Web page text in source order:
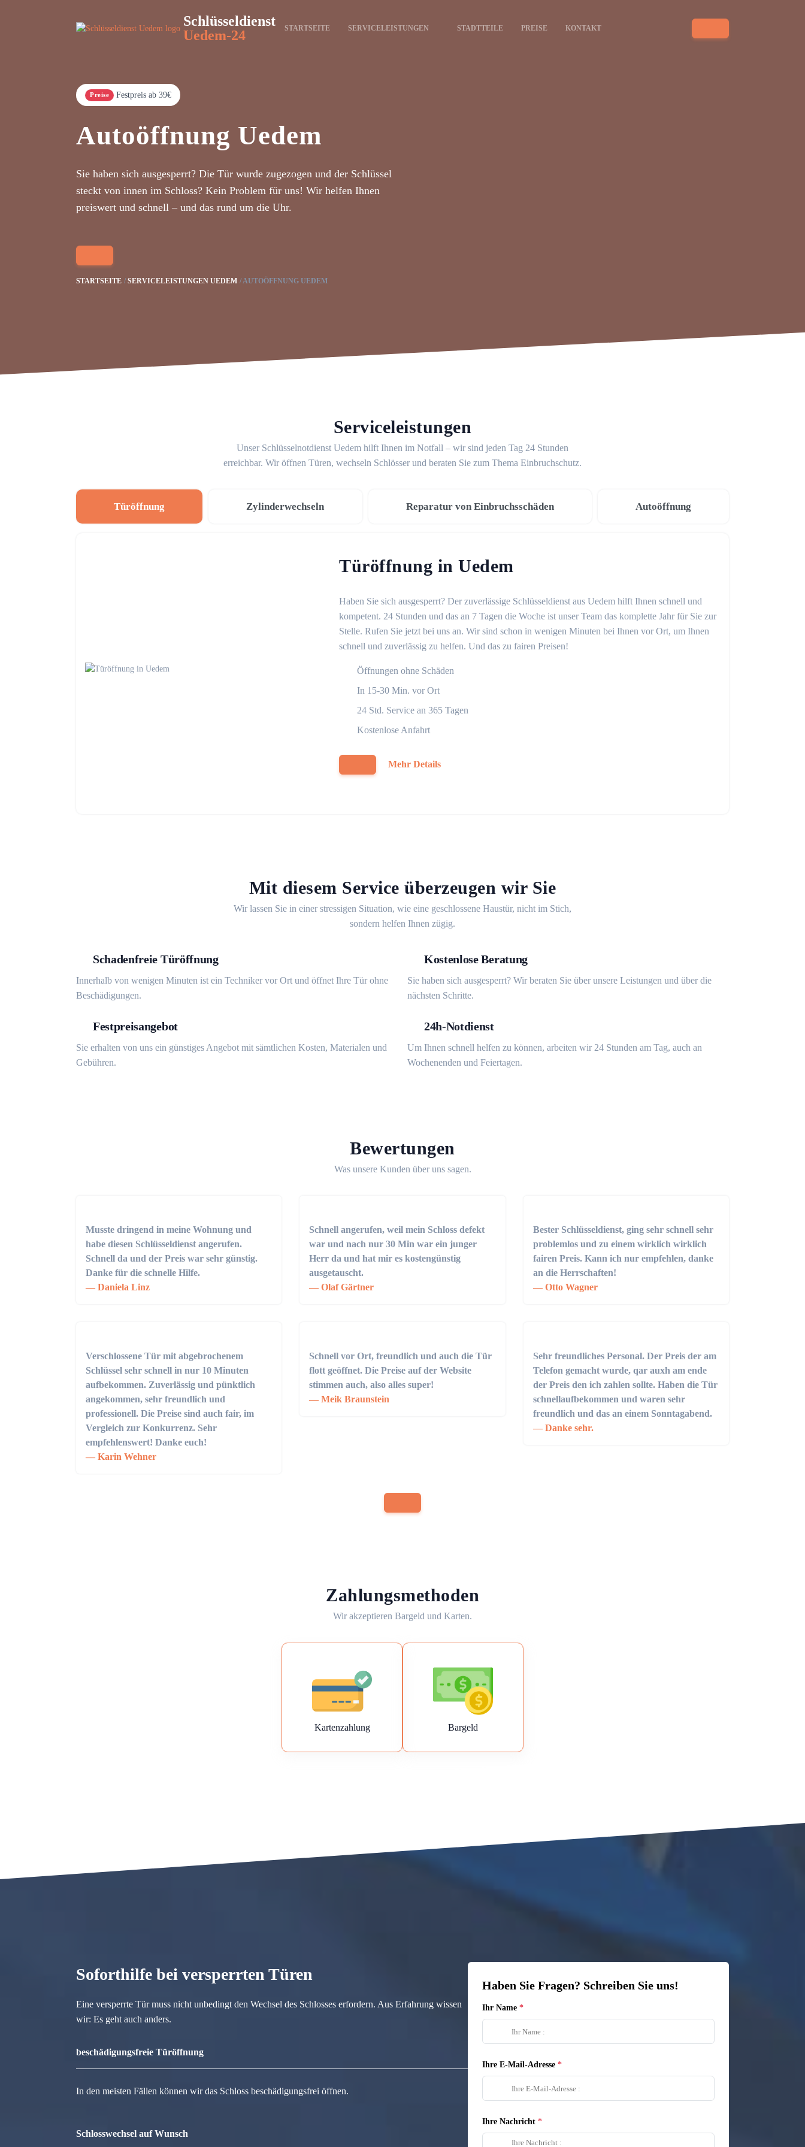
Schlüsseldienst
Uedem-24
STARTSEITE SERVICELEISTUNGEN STADTTEILE PREISE KONTAKT
Preise Festpreis ab 39€
Autoöffnung Uedem
Sie haben sich ausgesperrt? Die Tür wurde zugezogen und der Schlüssel
steckt von innen im Schloss? Kein Problem für uns! Wir helfen Ihnen
preiswert und schnell – und das rund um die Uhr.
STARTSEITE SERVICELEISTUNGEN UEDEM AUTOÖFFNUNG UEDEM
Serviceleistungen
Unser Schlüsselnotdienst Uedem hilft Ihnen im Notfall – wir sind jeden Tag 24 Stunden
erreichbar. Wir öffnen Türen, wechseln Schlösser und beraten Sie zum Thema Einbruchschutz.
Türöffnung Zylinderwechseln Reparatur von Einbruchsschäden Autoöffnung
Türöffnung in Uedem
Haben Sie sich ausgesperrt? Der zuverlässige Schlüsseldienst aus Uedem hilft Ihnen schnell und
kompetent. 24 Stunden und das an 7 Tagen die Woche ist unser Team das komplette Jahr für Sie zur
Stelle. Rufen Sie jetzt bei uns an. Wir sind schon in wenigen Minuten bei Ihnen vor Ort, um Ihnen
schnell und zuverlässig zu helfen. Und das zu fairen Preisen!
Öffnungen ohne Schäden
In 15-30 Min. vor Ort
24 Std. Service an 365 Tagen
Kostenlose Anfahrt
Mehr Details
Mit diesem Service überzeugen wir Sie
Wir lassen Sie in einer stressigen Situation, wie eine geschlossene Haustür, nicht im Stich,
sondern helfen Ihnen zügig.
Schadenfreie Türöffnung
Innerhalb von wenigen Minuten ist ein Techniker vor Ort und öffnet Ihre Tür ohne
Beschädigungen.
Kostenlose Beratung
Sie haben sich ausgesperrt? Wir beraten Sie über unsere Leistungen und über die
nächsten Schritte.
Festpreisangebot
Sie erhalten von uns ein günstiges Angebot mit sämtlichen Kosten, Materialen und
Gebühren.
24h-Notdienst
Um Ihnen schnell helfen zu können, arbeiten wir 24 Stunden am Tag, auch an
Wochenenden und Feiertagen.
Bewertungen
Was unsere Kunden über uns sagen.
Musste dringend in meine Wohnung und
habe diesen Schlüsseldienst angerufen.
Schnell da und der Preis war sehr günstig.
Danke für die schnelle Hilfe.
Daniela Linz
Schnell angerufen, weil mein Schloss defekt
war und nach nur 30 Min war ein junger
Herr da und hat mir es kostengünstig
ausgetauscht.
Olaf Gärtner
Bester Schlüsseldienst, ging sehr schnell sehr
problemlos und zu einem wirklich wirklich
fairen Preis. Kann ich nur empfehlen, danke
an die Herrschaften!
Otto Wagner
Verschlossene Tür mit abgebrochenem
Schlüssel sehr schnell in nur 10 Minuten
aufbekommen. Zuverlässig und pünktlich
angekommen, sehr freundlich und
professionell. Die Preise sind auch fair, im
Vergleich zur Konkurrenz. Sehr
empfehlenswert! Danke euch!
Karin Wehner
Schnell vor Ort, freundlich und auch die Tür
flott geöffnet. Die Preise auf der Website
stimmen auch, also alles super!
Meik Braunstein
Sehr freundliches Personal. Der Preis der am
Telefon gemacht wurde, qar auxh am ende
der Preis den ich zahlen sollte. Haben die Tür
schnellaufbekommen und waren sehr
freundlich und das an einem Sonntagabend.
Danke sehr.
Zahlungsmethoden
Wir akzeptieren Bargeld und Karten.
Kartenzahlung Bargeld
Soforthilfe bei versperrten Türen
Eine versperrte Tür muss nicht unbedingt den Wechsel des Schlosses erfordern. Aus Erfahrung wissen
wir: Es geht auch anders.
beschädigungsfreie Türöffnung
In den meisten Fällen können wir das Schloss beschädigungsfrei öffnen.
Schlosswechsel auf Wunsch
Haben Sie Fragen? Schreiben Sie uns!
Ihr Name
Ihre E-Mail-Adresse
Ihre Nachricht